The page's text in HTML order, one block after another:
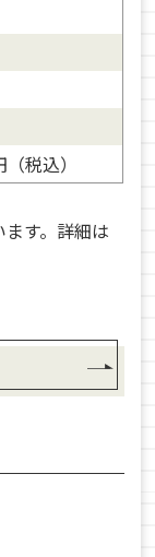
税込）
す。詳細は